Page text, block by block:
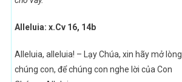
Alleluia: x.Cv 16, 14b
Alleluia, alleluia! – Lạy Chúa, xin hãy mở lòng
chúng con, để chúng con nghe lời của Con